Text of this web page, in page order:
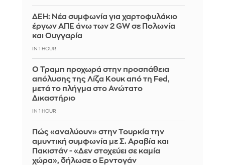
ΔΕΗ: Νέα συμφωνία για χαρτοφυλάκιο
έργων ΑΠΕ άνω των 2 GW σε Πολωνία
και Ουγγαρία
IN 1 HOUR
Ο Τραμπ προχωρά στην προσπάθεια
απόλυσης της Λίζα Κουκ από τη Fed,
μετά το πλήγμα στο Ανώτατο
Δικαστήριο
IN 1 HOUR
Πώς «αναλύουν» στην Τουρκία την
αμυντική συμφωνία με Σ. Αραβία και
Πακιστάν - «Δεν στοχεύει σε καμία
χώρα», δήλωσε ο Ερντογάν